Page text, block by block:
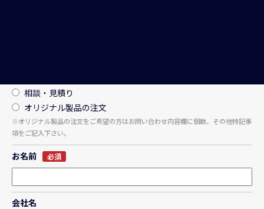
相談・見積り
オリジナル製品の注文
※オリジナル製品の注文をご希望の方はお問い合わせ内容欄に個数、その他特記事
項をご記入下さい。
お名前 必須
会社名